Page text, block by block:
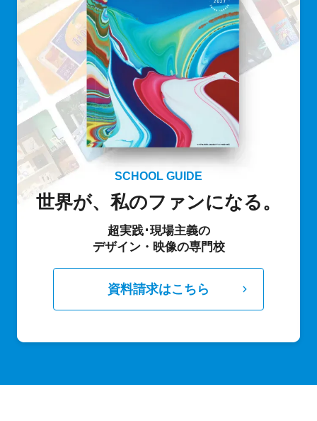
SCHOOL GUIDE
世界が、私のファンになる。
超実践･現場主義の
デザイン・映像の専門校
資料請求はこちら